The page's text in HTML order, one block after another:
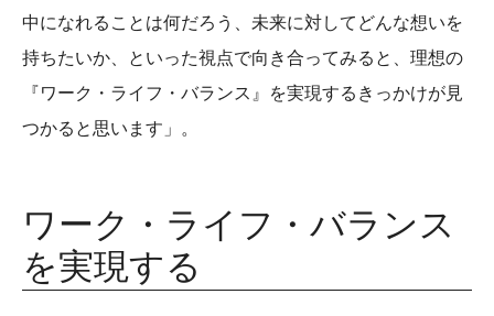
中になれることは何だろう、未来に対してどんな想いを
持ちたいか、といった視点で向き合ってみると、理想の
『ワーク・ライフ・バランス』を実現するきっかけが見
つかると思います」。
ワーク・ライフ・バランス
を実現する